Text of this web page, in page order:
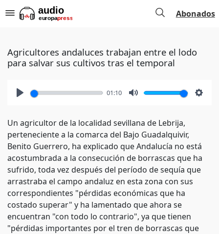
Abonados
Agricultores andaluces trabajan entre el lodo
para salvar sus cultivos tras el temporal
01:10
Un agricultor de la localidad sevillana de Lebrija,
perteneciente a la comarca del Bajo Guadalquivir,
Benito Guerrero, ha explicado que Andalucía no está
acostumbrada a la consecución de borrascas que ha
sufrido, toda vez después del período de sequía que
arrastraba el campo andaluz en esta zona con sus
correspondientes "pérdidas económicas que ha
costado superar" y ha lamentado que ahora se
encuentran "con todo lo contrario", ya que tienen
"pérdidas importantes por el tren de borrascas que